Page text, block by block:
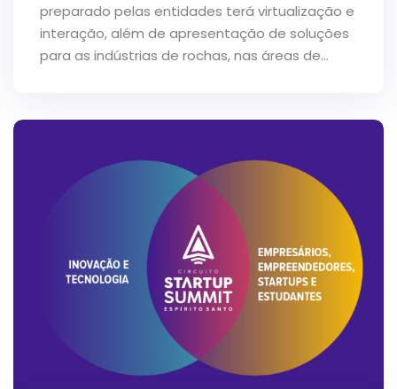
preparado pelas entidades terá virtualização e
interação, além de apresentação de soluções
para as indústrias de rochas, nas áreas de...